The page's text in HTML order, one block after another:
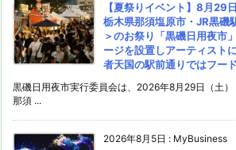
【夏祭りイベント】8月29
栃木県那須塩原市・JR黒磯
＞のお祭り「黒磯日用夜市
ージを設置しアーティスト
者天国の駅前通りではフー
黒磯日用夜市実行委員会は、2026年8月29日（土）
那須 ...
2026年8月5日 : MyBusiness